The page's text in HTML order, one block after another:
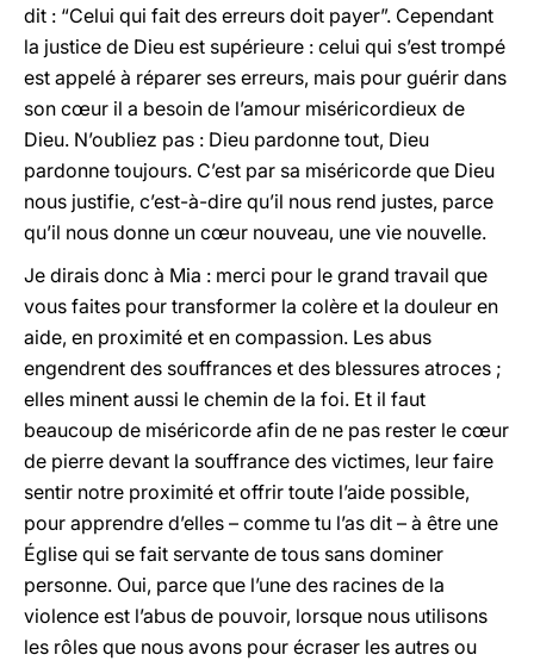
dit : “Celui qui fait des erreurs doit payer”. Cependant
la justice de Dieu est supérieure : celui qui s’est trompé
est appelé à réparer ses erreurs, mais pour guérir dans
son cœur il a besoin de l’amour miséricordieux de
Dieu. N’oubliez pas : Dieu pardonne tout, Dieu
pardonne toujours. C’est par sa miséricorde que Dieu
nous justifie, c’est-à-dire qu’il nous rend justes, parce
qu’il nous donne un cœur nouveau, une vie nouvelle.
Je dirais donc à Mia : merci pour le grand travail que
vous faites pour transformer la colère et la douleur en
aide, en proximité et en compassion. Les abus
engendrent des souffrances et des blessures atroces ;
elles minent aussi le chemin de la foi. Et il faut
beaucoup de miséricorde afin de ne pas rester le cœur
de pierre devant la souffrance des victimes, leur faire
sentir notre proximité et offrir toute l’aide possible,
pour apprendre d’elles – comme tu l’as dit – à être une
Église qui se fait servante de tous sans dominer
personne. Oui, parce que l’une des racines de la
violence est l’abus de pouvoir, lorsque nous utilisons
les rôles que nous avons pour écraser les autres ou